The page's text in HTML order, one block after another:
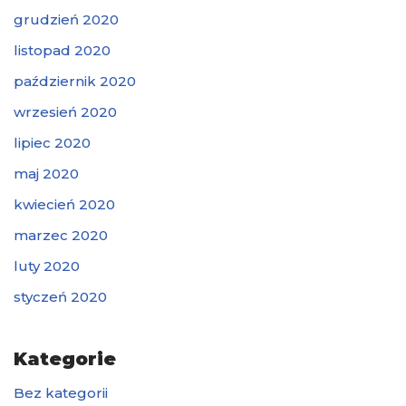
grudzień 2020
listopad 2020
październik 2020
wrzesień 2020
lipiec 2020
maj 2020
kwiecień 2020
marzec 2020
luty 2020
styczeń 2020
Kategorie
Bez kategorii